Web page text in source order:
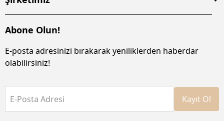
Abone Olun!
E-posta adresinizi bırakarak yeniliklerden haberdar
olabilirsiniz!
E-Posta Adresi Kayıt Ol